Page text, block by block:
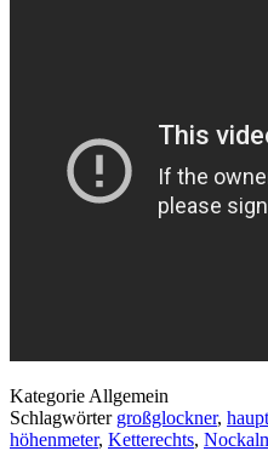
Kategorie Allgemein
Schlagwörter großglockner,
höhenmeter, Ketterechts,